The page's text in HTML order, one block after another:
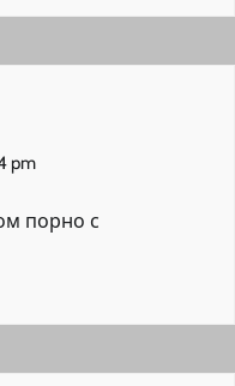
pm
порно с